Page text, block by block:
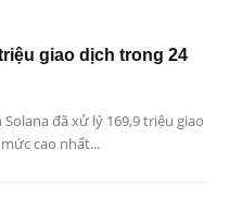
giao dịch trong 24
đã xử lý 169,9 triệu giao
cao nhất...